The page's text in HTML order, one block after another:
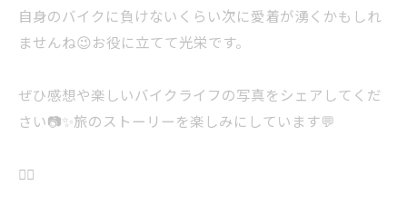
自身のバイクに負けないくらい次に愛着が湧くかもしれ
ませんね😉お役に立てて光栄です。
ぜひ感想や楽しいバイクライフの写真をシェアしてくだ
さい📷✨旅のストーリーを楽しみにしています💬
🚴‍♀️